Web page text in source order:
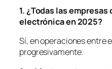
1. ¿Todas las
electrónica en 2025?
Sí, en operaciones entre
progresivamente.